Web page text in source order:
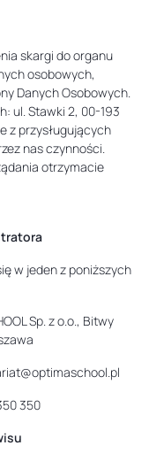
skargi do organu
osobowych,
Danych Osobowych.
ul. Stawki 2, 00-193
z przysługujących
nas czynności.
otrzymacie
w jeden z poniższych
Sp. z o.o., Bitwy
350